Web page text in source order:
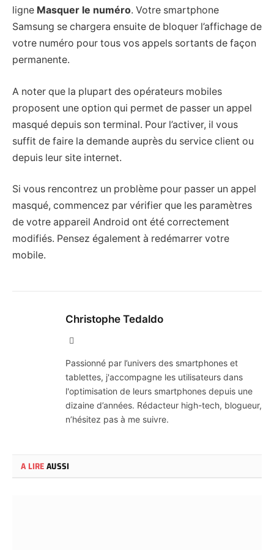
ligne Masquer le numéro. Votre smartphone
Samsung se chargera ensuite de bloquer l’affichage de
votre numéro pour tous vos appels sortants de façon
permanente.
A noter que la plupart des opérateurs mobiles
proposent une option qui permet de passer un appel
masqué depuis son terminal. Pour l’activer, il vous
suffit de faire la demande auprès du service client ou
depuis leur site internet.
Si vous rencontrez un problème pour passer un appel
masqué, commencez par vérifier que les paramètres
de votre appareil Android ont été correctement
modifiés. Pensez également à redémarrer votre
mobile.
Christophe Tedaldo
Passionné par l’univers des smartphones et
tablettes, j'accompagne les utilisateurs dans
l'optimisation de leurs smartphones depuis une
dizaine d’années. Rédacteur high-tech, blogueur,
n’hésitez pas à me suivre.
A LIREAUSSI